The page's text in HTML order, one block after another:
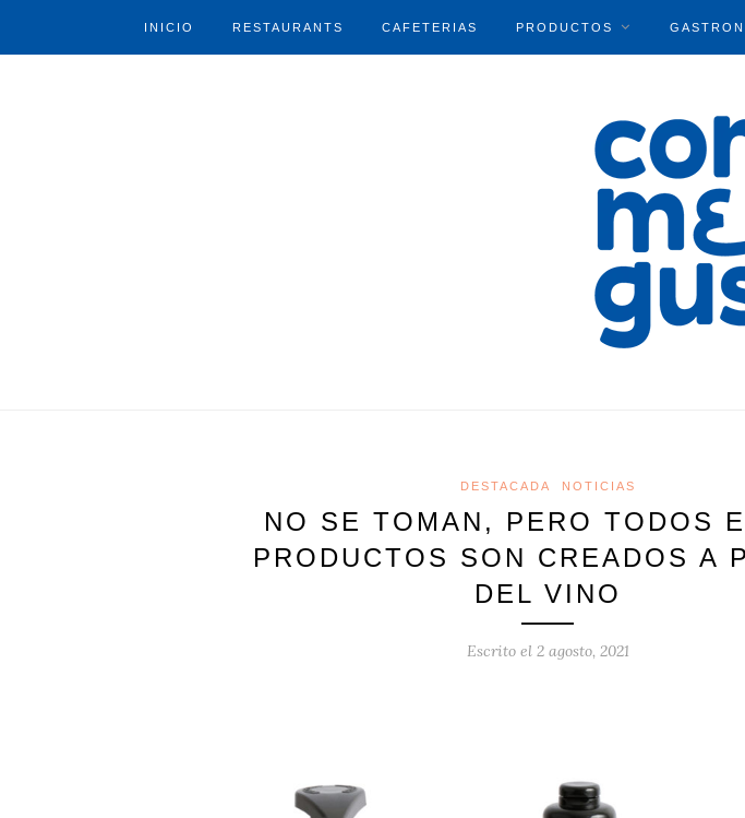
INICIO RESTAURANTS CAFETERIAS PRODUCTOS
DESTACADA NOTICIAS
NO SE TOMAN, PERO TODOS
PRODUCTOS SON CREADOS A
DEL VINO
Escrito el 2 agosto, 2021